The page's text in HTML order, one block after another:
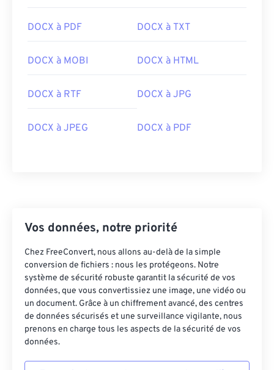
DOCX à PDF DOCX à TXT
DOCX à MOBI DOCX à HTML
DOCX à RTF DOCX à JPG
DOCX à JPEG DOCX à PDF
Vos données, notre priorité
Chez FreeConvert, nous allons au-delà de la simple
conversion de fichiers : nous les protégeons. Notre
système de sécurité robuste garantit la sécurité de vos
données, que vous convertissiez une image, une vidéo ou
un document. Grâce à un chiffrement avancé, des centres
de données sécurisés et une surveillance vigilante, nous
prenons en charge tous les aspects de la sécurité de vos
données.